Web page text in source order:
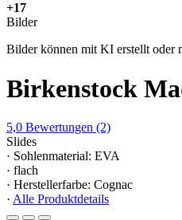
+17
Bilder
Bilder können mit KI erstellt oder
Birkenstock
5,0 Bewertungen (2)
Slides
· Sohlenmaterial: EVA
· flach
· Herstellerfarbe: Cognac
· Alle Produktdetails